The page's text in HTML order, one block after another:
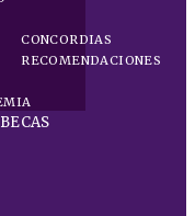
CONCORDIAS
RECOMENDACIONES